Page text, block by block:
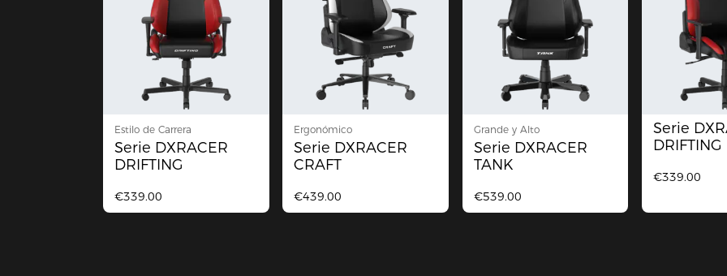
Estilo de Carrera
Serie DXRACER
DRIFTING
€339.00
Ergonómico
Serie DXRACER
CRAFT
€439.00
Grande y Alto
Serie DXRACER
TANK
€539.00
Serie
DRIFTING
€339.00